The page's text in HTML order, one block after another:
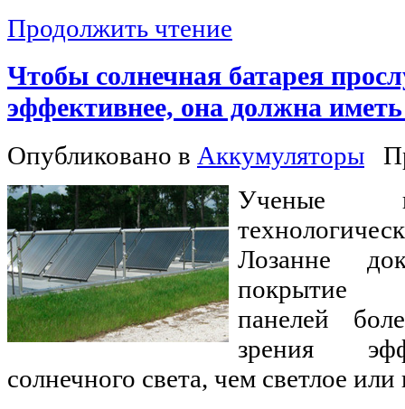
Продолжить чтение
Чтобы солнечная батарея
эффективнее, она должна
Опубликовано в Аккумуляторы
Ученые
Лозанне
покрытие
панелей
зрения
солнечного света, чем светлое